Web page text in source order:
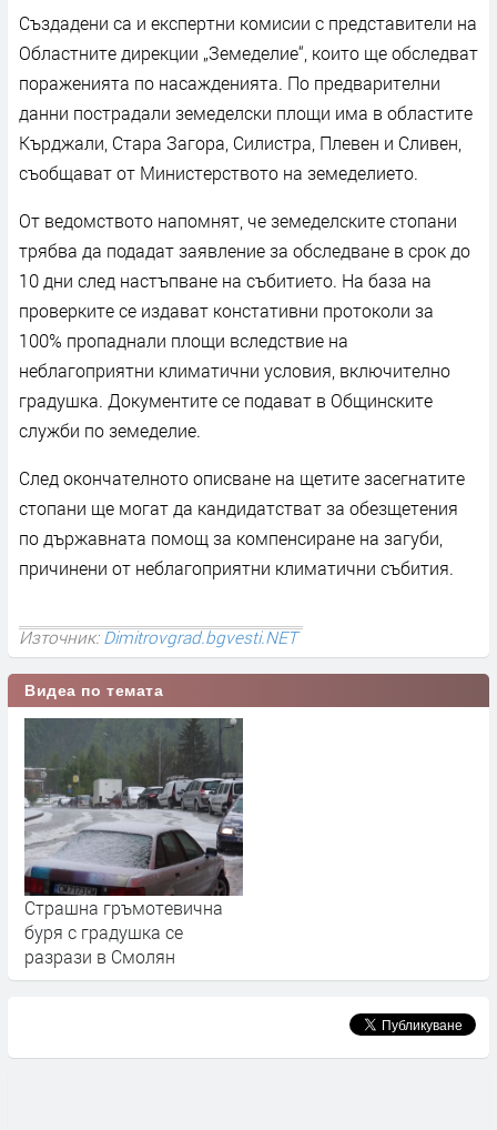
Създадени са и експертни комисии с представители на
Областните дирекции „Земеделие“, които ще обследват
пораженията по насажденията. По предварителни
данни пострадали земеделски площи има в областите
Кърджали, Стара Загора, Силистра, Плевен и Сливен,
съобщават от Министерството на земеделието.
От ведомството напомнят, че земеделските стопани
трябва да подадат заявление за обследване в срок до
10 дни след настъпване на събитието. На база на
проверките се издават констативни протоколи за
100% пропаднали площи вследствие на
неблагоприятни климатични условия, включително
градушка. Документите се подават в Общинските
служби по земеделие.
След окончателното описване на щетите засегнатите
стопани ще могат да кандидатстват за обезщетения
по държавната помощ за компенсиране на загуби,
причинени от неблагоприятни климатични събития.
Източник:Dimitrovgrad.bgvesti.NET
Видеа по темата
Стрaшна гръмотевична
буря с градушка се
разрази в Смолян